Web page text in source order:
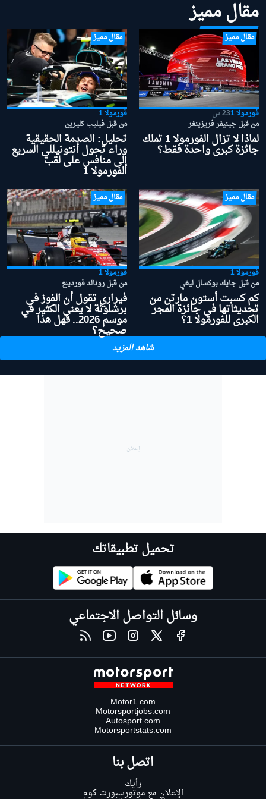
مقال مميز
مقال مميز
فورمولا 1 23 س
من قبل جينيفر فريزينغر
لماذا لا تزال الفورمولا 1 تملك
جائزة كبرى واحدة فقط؟
مقال مميز
فورمولا 1
من قبل فيليب كليرين
تحليل: الصدمة الحقيقية
وراء تحول أنتونيللي السريع
إلى منافس على لقب
الفورمولا 1
مقال مميز
فورمولا 1
من قبل جايك بوكسال ليغي
كم كسبت أستون مارتن من
تحديثاتها في جائزة المجر
الكبرى للفورمولا 1؟
مقال مميز
فورمولا 1
من قبل رونالد فوردينغ
فيراري تقول أن الفوز في
برشلونة لا يعني الكثير في
موسم 2026.. فهل هذا
صحيح؟
شاهد المزيد
تحميل تطبيقاتك
وسائل التواصل الاجتماعي
Motor1.com
Motorsportjobs.com
Autosport.com
Motorsportstats.com
اتصل بنا
رأيك
الإعلان مع موتورسبورت.كوم